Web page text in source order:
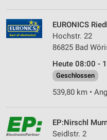
EURONICS
Hochstr. 22
86825 Bad
Heute 08:00 -
Geschlossen
539,80 km •
EP:Nirschl
Seidlstr. 2